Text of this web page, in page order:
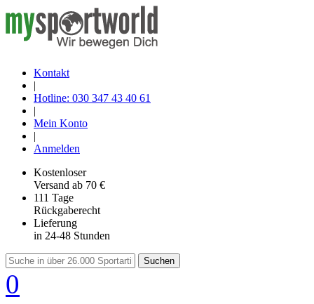
Kontakt
|
Hotline: 030 347 43 40 61
|
Mein Konto
|
Anmelden
Kostenloser
Versand ab 70 €
111 Tage
Rückgaberecht
Lieferung
in 24-48 Stunden
Suchen
0